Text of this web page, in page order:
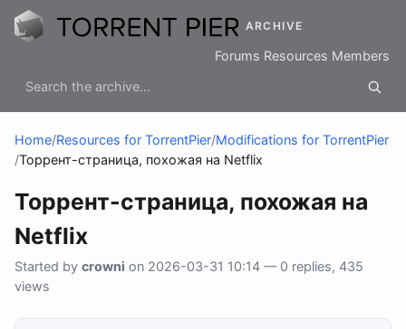
ARCHIVE
Forums Resources Members
Home/Resources for TorrentPier/Modifications for TorrentPier
/Торрент-страница, похожая на Netflix
Торрент-страница, похожая на
Netflix
Started by crowni on 2026-03-31 10:14 — 0 replies, 435
views